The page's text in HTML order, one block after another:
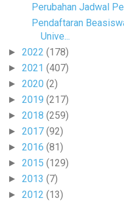
Perubahan Jadwal
Pendaftaran
Unive...
► 2022 (178)
► 2021 (407)
► 2020 (2)
► 2019 (217)
► 2018 (259)
► 2017 (92)
► 2016 (81)
► 2015 (129)
► 2013 (7)
► 2012 (13)